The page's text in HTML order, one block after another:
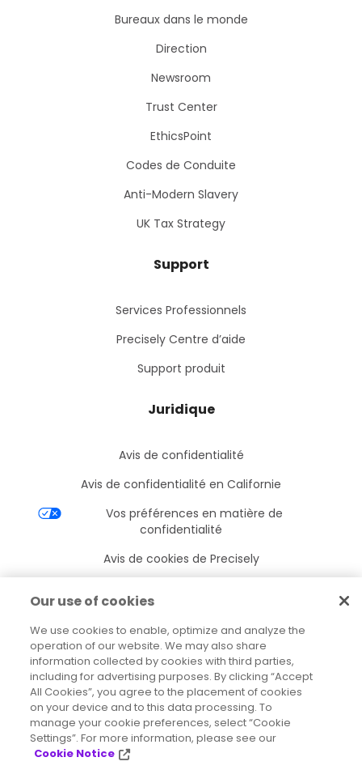
Bureaux dans le monde
Direction
Newsroom
Trust Center
EthicsPoint
Codes de Conduite
Anti-Modern Slavery
UK Tax Strategy
Support
Services Professionnels
Precisely Centre d’aide
Support produit
Juridique
Avis de confidentialité
Avis de confidentialité en Californie
Vos préférences en matière de
confidentialité
Avis de cookies de Precisely
Marques déposées
Entités juridiques
Accords juridiques
Our use of cookies
We use cookies to enable, optimize and analyze the
operation of our website. We may also share
information collected by cookies with third parties,
including for advertising purposes. By clicking “Accept
All Cookies”, you agree to the placement of cookies
on your device and to this data processing. To
manage your cookie preferences, select “Cookie
Settings”. For more information, please see our
Cookie Notice